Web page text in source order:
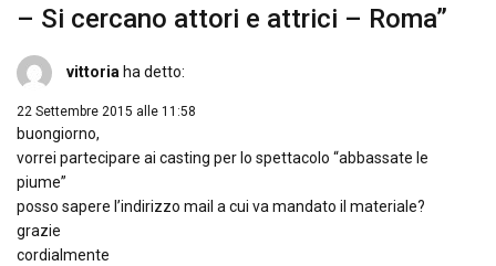
– Si cercano attori e attrici – Roma”
vittoria ha detto:
22 Settembre 2015 alle 11:58
buongiorno,
vorrei partecipare ai casting per lo spettacolo “abbassate le
piume”
posso sapere l’indirizzo mail a cui va mandato il materiale?
grazie
cordialmente